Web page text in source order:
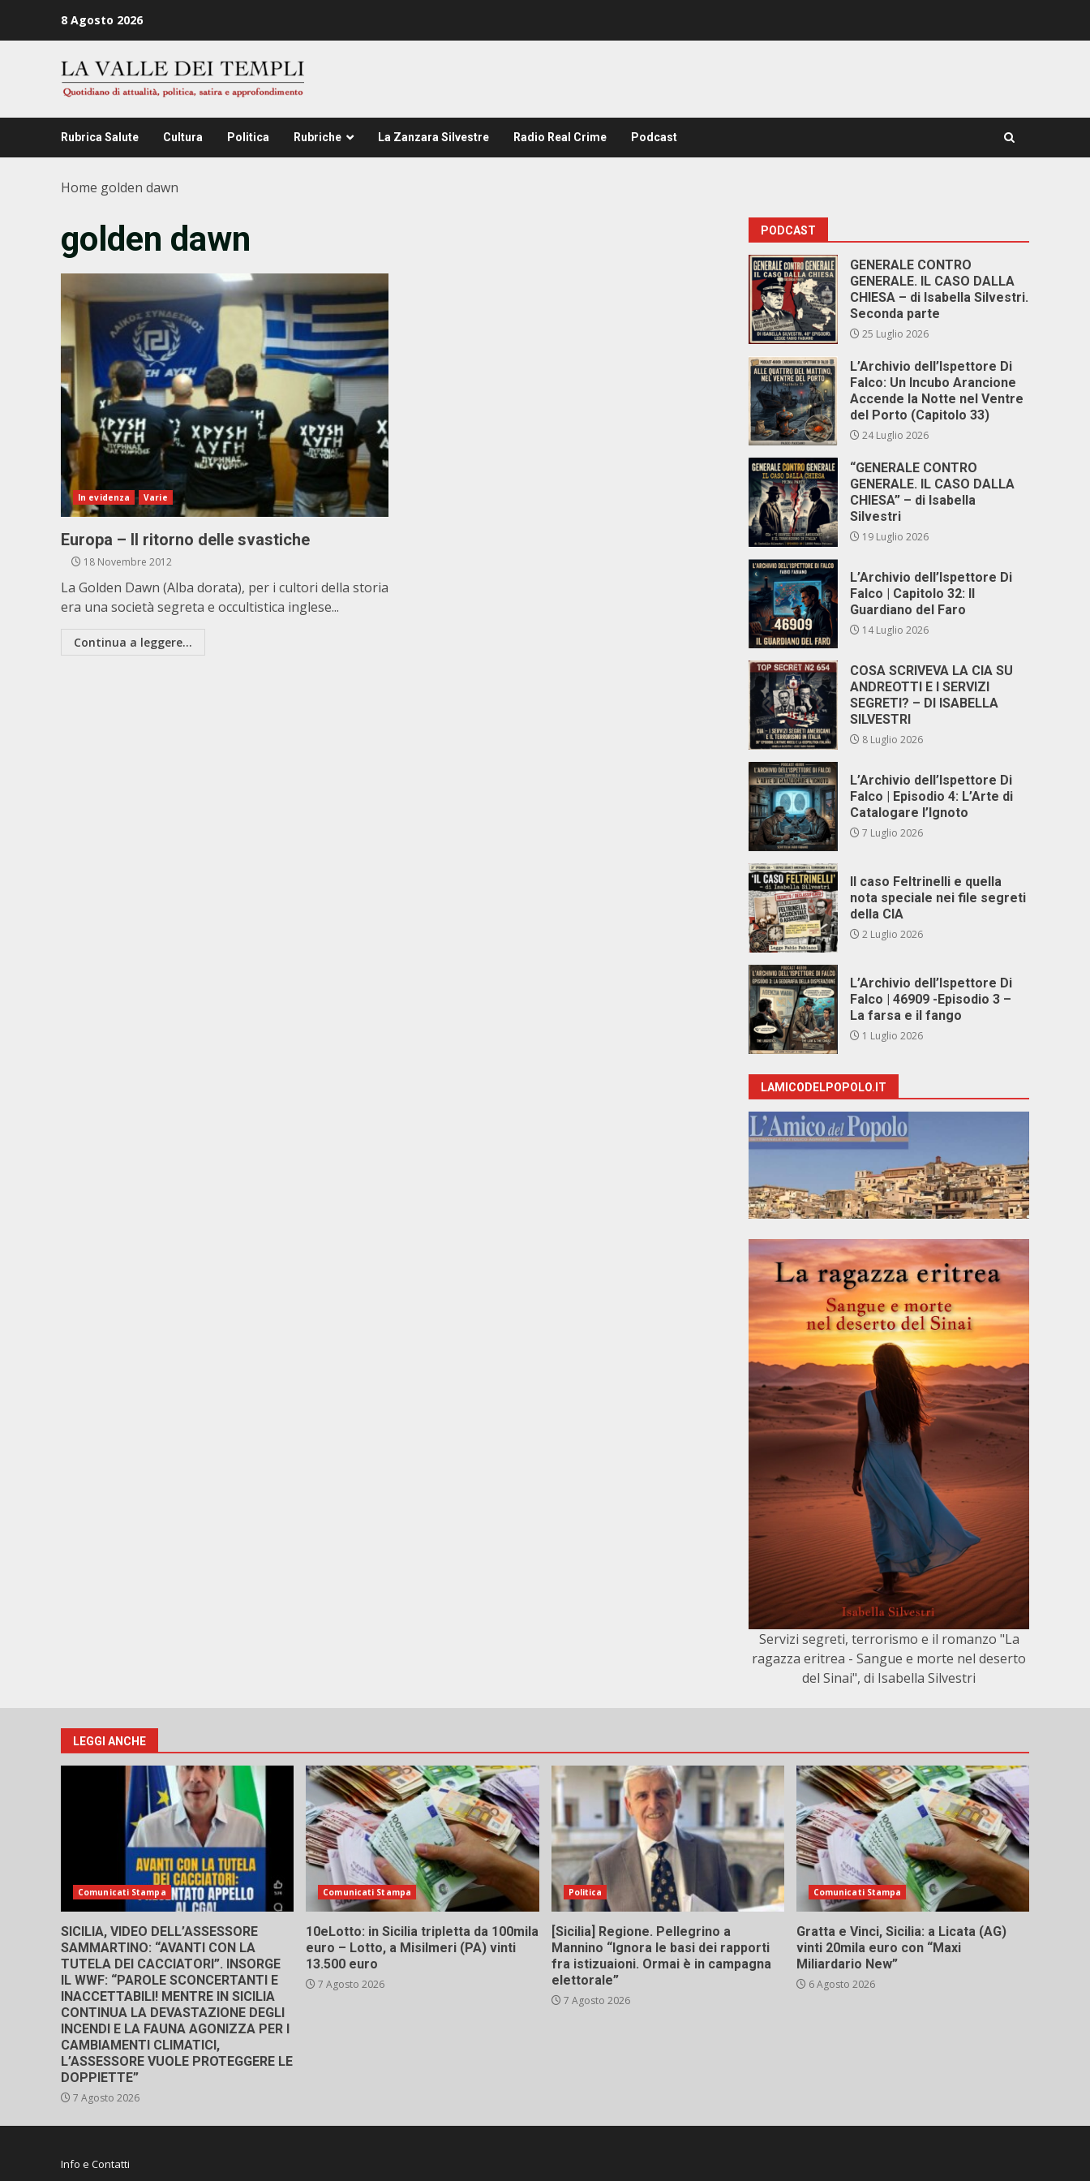
8 Agosto 2026
Rubrica Salute Cultura Politica Rubriche La Zanzara Silvestre Radio Real Crime Podcast
Home golden dawn
golden dawn
In evidenza Varie
Europa – Il ritorno delle svastiche
18 Novembre 2012
La Golden Dawn (Alba dorata), per i cultori della storia
era una società segreta e occultistica inglese...
Continua a leggere...
PODCAST
GENERALE CONTRO
GENERALE. IL CASO DALLA
CHIESA – di Isabella Silvestri.
Seconda parte
25 Luglio 2026
L’Archivio dell’Ispettore Di
Falco: Un Incubo Arancione
Accende la Notte nel Ventre
del Porto (Capitolo 33)
24 Luglio 2026
“GENERALE CONTRO
GENERALE. IL CASO DALLA
CHIESA” – di Isabella
Silvestri
19 Luglio 2026
L’Archivio dell’Ispettore Di
Falco | Capitolo 32: Il
Guardiano del Faro
14 Luglio 2026
COSA SCRIVEVA LA CIA SU
ANDREOTTI E I SERVIZI
SEGRETI? – DI ISABELLA
SILVESTRI
8 Luglio 2026
L’Archivio dell’Ispettore Di
Falco | Episodio 4: L’Arte di
Catalogare l’Ignoto
7 Luglio 2026
Il caso Feltrinelli e quella
nota speciale nei file segreti
della CIA
2 Luglio 2026
L’Archivio dell’Ispettore Di
Falco | 46909 -Episodio 3 –
La farsa e il fango
1 Luglio 2026
LAMICODELPOPOLO.IT
Servizi segreti, terrorismo e il romanzo "La
ragazza eritrea - Sangue e morte nel deserto
del Sinai", di Isabella Silvestri
LEGGI ANCHE
Comunicati Stampa
SICILIA, VIDEO DELL’ASSESSORE
SAMMARTINO: “AVANTI CON LA
TUTELA DEI CACCIATORI”. INSORGE
IL WWF: “PAROLE SCONCERTANTI E
INACCETTABILI! MENTRE IN SICILIA
CONTINUA LA DEVASTAZIONE DEGLI
INCENDI E LA FAUNA AGONIZZA PER I
CAMBIAMENTI CLIMATICI,
L’ASSESSORE VUOLE PROTEGGERE LE
DOPPIETTE”
7 Agosto 2026
Comunicati Stampa
10eLotto: in Sicilia tripletta da 100mila
euro – Lotto, a Misilmeri (PA) vinti
13.500 euro
7 Agosto 2026
Politica
[Sicilia] Regione. Pellegrino a
Mannino “Ignora le basi dei rapporti
fra istizuaioni. Ormai è in campagna
elettorale”
7 Agosto 2026
Comunicati Stampa
Gratta e Vinci, Sicilia: a Licata (AG)
vinti 20mila euro con “Maxi
Miliardario New”
6 Agosto 2026
Info e Contatti